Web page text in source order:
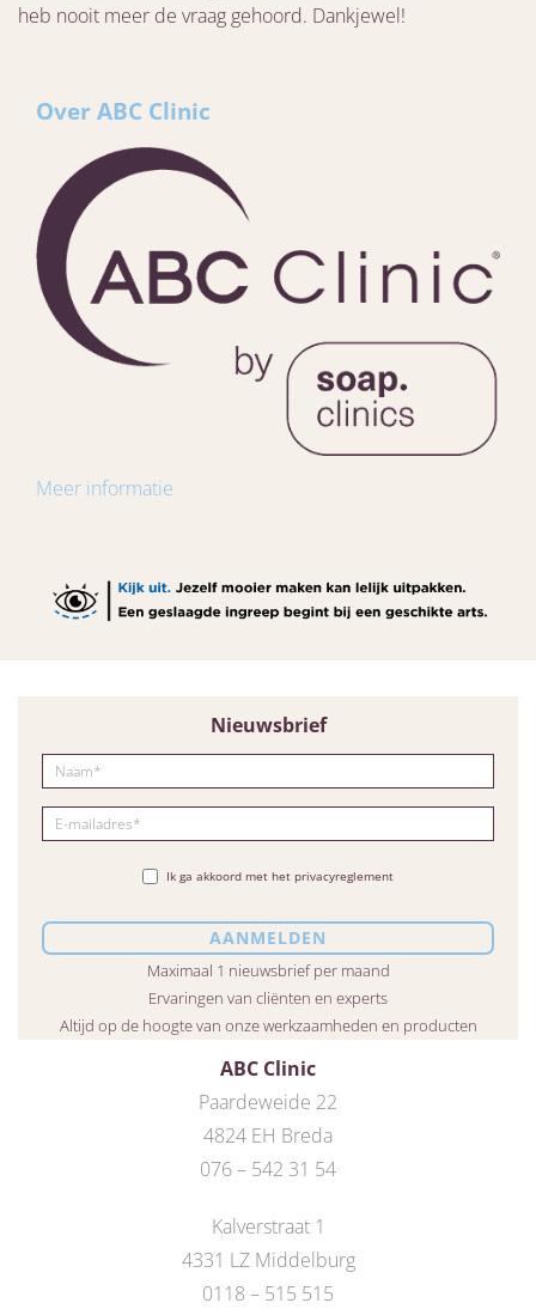
heb nooit meer de vraag gehoord. Dankjewel!
Over ABC Clinic
Meer informatie
ABC Clinic
Paardeweide 22
4824 EH Breda
076 – 542 31 54
Kalverstraat 1
4331 LZ Middelburg
0118 – 515 515
Nieuwsbrief
Ik ga akkoord met het privacyreglement
Maximaal 1 nieuwsbrief per maand
Ervaringen van cliënten en experts
Altijd op de hoogte van onze werkzaamheden en producten